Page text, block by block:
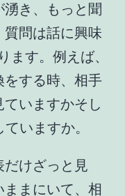
き、もっと聞
質問は話に興味
ます。例えば、
する時、相手
いますかそし
いますか。
けざっと見
まにいて、相